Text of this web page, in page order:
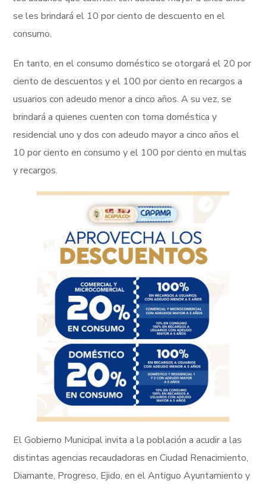
se les brindará el 10 por ciento de descuento en el
consumo.
En tanto, en el consumo doméstico se otorgará el 20 por
ciento de descuentos y el 100 por ciento en recargos a
usuarios con adeudo menor a cinco años. A su vez, se
brindará a quienes cuenten con toma doméstica y
residencial uno y dos con adeudo mayor a cinco años el
10 por ciento en consumo y el 100 por ciento en multas
y recargos.
El Gobierno Municipal invita a la población a acudir a las
distintas agencias recaudadoras en Ciudad Renacimiento,
Diamante, Progreso, Ejido, en el Antiguo Ayuntamiento y